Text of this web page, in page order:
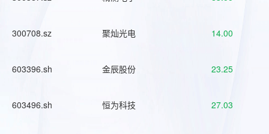
300708.sz 聚灿光电 14.00
603396.sh 金辰股份 23.25
603496.sh 恒为科技 27.03